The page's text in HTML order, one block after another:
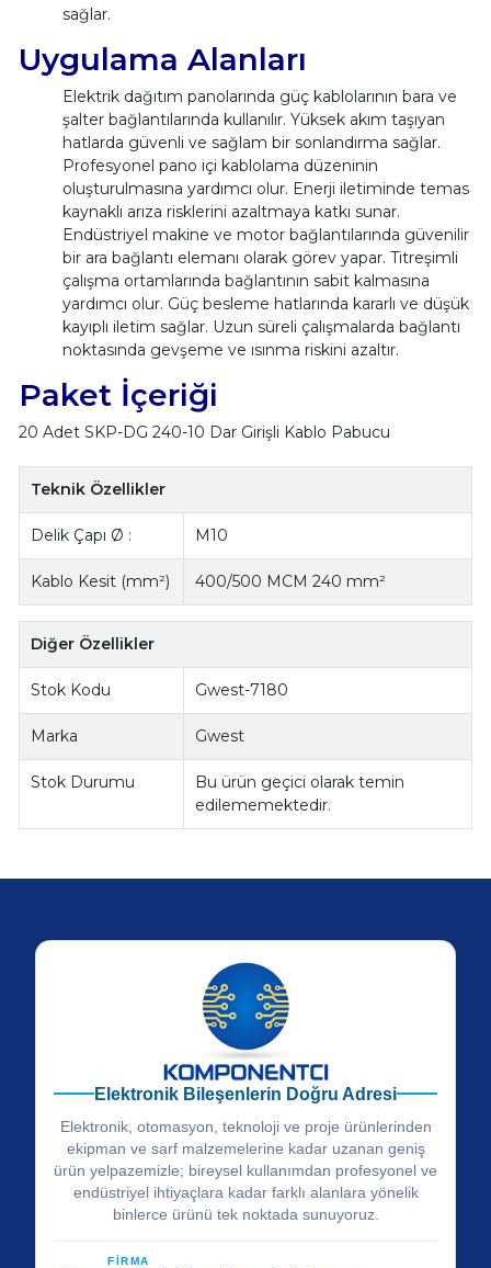
sağlar.
Uygulama Alanları
Elektrik dağıtım panolarında güç kablolarının bara ve
şalter bağlantılarında kullanılır. Yüksek akım taşıyan
hatlarda güvenli ve sağlam bir sonlandırma sağlar.
Profesyonel pano içi kablolama düzeninin
oluşturulmasına yardımcı olur. Enerji iletiminde temas
kaynaklı arıza risklerini azaltmaya katkı sunar.
Endüstriyel makine ve motor bağlantılarında güvenilir
bir ara bağlantı elemanı olarak görev yapar. Titreşimli
çalışma ortamlarında bağlantının sabit kalmasına
yardımcı olur. Güç besleme hatlarında kararlı ve düşük
kayıplı iletim sağlar. Uzun süreli çalışmalarda bağlantı
noktasında gevşeme ve ısınma riskini azaltır.
Paket İçeriği
20 Adet SKP-DG 240-10 Dar Girişli Kablo Pabucu
Teknik Özellikler
Delik Çapı Ø : M10
Kablo Kesit (mm²) 400/500 MCM 240 mm²
Diğer Özellikler
Stok Kodu Gwest-7180
Marka Gwest
Stok Durumu
Bu ürün geçici olarak temin
edilememektedir.
Elektronik Bileşenlerin Doğru Adresi
Elektronik, otomasyon, teknoloji ve proje ürünlerinden
ekipman ve sarf malzemelerine kadar uzanan geniş
ürün yelpazemizle; bireysel kullanımdan profesyonel ve
endüstriyel ihtiyaçlara kadar farklı alanlara yönelik
binlerce ürünü tek noktada sunuyoruz.
FİRMA